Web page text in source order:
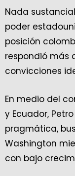
Nada
poder
posición
respondió más
convicciones
En medio del
y Ecuador,
pragmática,
Washington
con bajo